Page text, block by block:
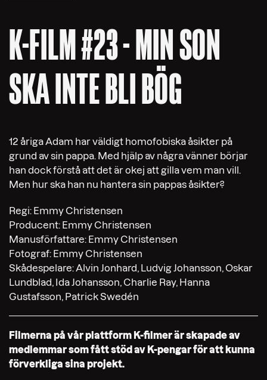
K-FILM #23 - MIN SON
SKA INTE BLI BÖG
12 åriga Adam har väldigt homofobiska åsikter på
grund av sin pappa. Med hjälp av några vänner börjar
han dock förstå att det är okej att gilla vem man vill.
Men hur ska han nu hantera sin pappas åsikter?
Regi: Emmy Christensen
Producent: Emmy Christensen
Manusförfattare: Emmy Christensen
Fotograf: Emmy Christensen
Skådespelare: Alvin Jonhard, Ludvig Johansson, Oskar
Lundblad, Ida Johansson, Charlie Ray, Hanna
Gustafsson, Patrick Swedén
Filmerna på vår plattform K-filmer är skapade av
medlemmar som fått stöd av K-pengar för att kunna
förverkliga sina projekt.